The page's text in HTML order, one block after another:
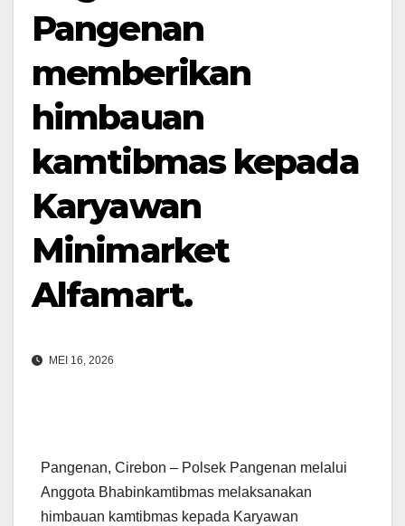
Pangenan
memberikan
himbauan
kamtibmas kepada
Karyawan
Minimarket
Alfamart.
MEI 16, 2026
Pangenan, Cirebon – Polsek Pangenan melalui
Anggota Bhabinkamtibmas melaksanakan
himbauan kamtibmas kepada Karyawan